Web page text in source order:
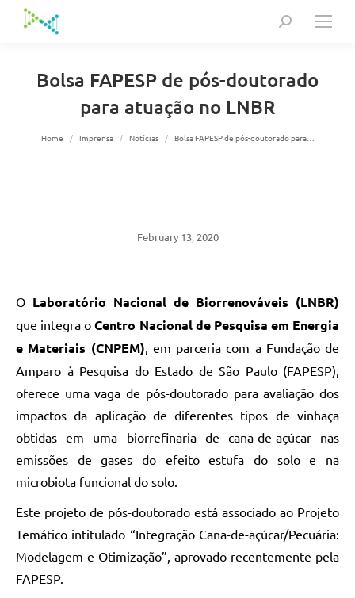
Search:
Bolsa FAPESP de pós-doutorado
para atuação no LNBR
You are here:
Home Imprensa Notícias Bolsa FAPESP de pós-doutorado para…
February 13, 2020
O Laboratório Nacional de Biorrenováveis (LNBR)
que integra oCentro Nacional de Pesquisa em Energia
e Materiais (CNPEM), em parceria com a Fundação de
Amparo à Pesquisa do Estado de São Paulo (FAPESP),
oferece uma vaga de pós-doutorado para avaliação dos
impactos da aplicação de diferentes tipos de vinhaça
obtidas em uma biorrefinaria de cana-de-açúcar nas
emissões de gases do efeito estufa do solo e na
microbiota funcional do solo.
Este projeto de pós-doutorado está associado ao Projeto
Temático intitulado “Integração Cana-de-açúcar/Pecuária:
Modelagem e Otimização”, aprovado recentemente pela
FAPESP.